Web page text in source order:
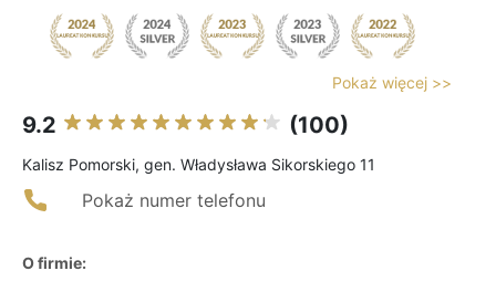
Pokaż więcej >>
9.2 (100)
Kalisz Pomorski, gen. Władysława Sikorskiego 11
Pokaż numer telefonu
O firmie: